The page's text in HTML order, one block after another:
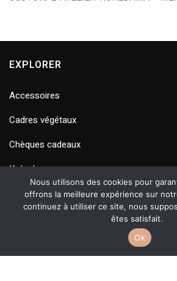
EXPLORER
Accessoires
Cadres végétaux
Chèques cadeaux
Kokedamas
Terrariums
Nous utilisons des cookies pour
offrons la meilleure expérience sur
continuez à utiliser ce site, nous
êtes satisfait.
Ok